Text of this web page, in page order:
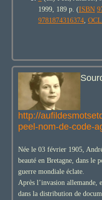
1999, 189 p. (ISBN
9781874316374,
http://
peel-nom-de-code-
Née le 03 février 1905,
beauté en Bretagne, dans le
guerre mondiale éclate.
Après l’invasion allemande,
dans la distribution de